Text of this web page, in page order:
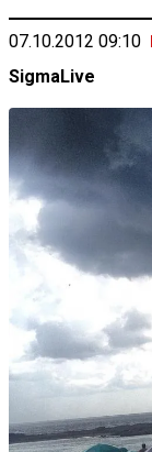
07.10.2012 09:10
SigmaLive